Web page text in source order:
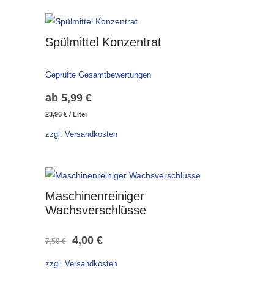
Spülmittel Konzentrat
Geprüfte Gesamtbewertungen
ab 5,99 €
23,96 € / Liter
zzgl. Versandkosten
Maschinenreiniger
Wachsverschlüsse
7,50€
Ursprünglicher
Preis
4,00 €Aktueller
Preis
zzgl. Versandkosten